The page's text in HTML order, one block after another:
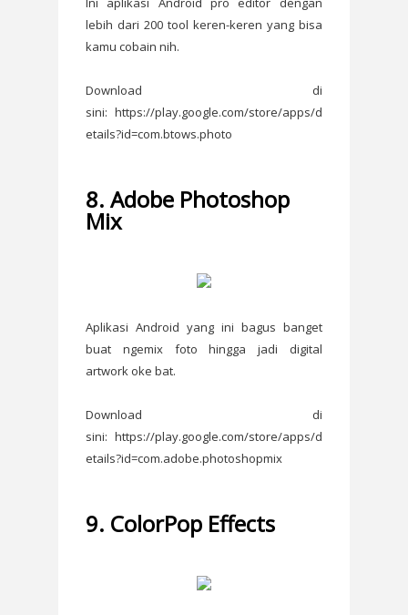
lebih dari 200 tool keren-keren yang bisa
kamu cobain nih.
Download di
sini: https://play.google.com/store/apps/d
etails?id=com.btows.photo
8. Adobe Photoshop
Mix
Aplikasi Android yang ini bagus banget
buat ngemix foto hingga jadi digital
artwork oke bat.
Download di
sini: https://play.google.com/store/apps/d
etails?id=com.adobe.photoshopmix
9. ColorPop Effects